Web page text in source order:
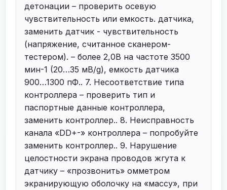
детонации – проверить осевую
чувствительность или емкость. датчика,
заменить датчик - чувствительность
(напряжение, считанное сканером-
тестером). – более 2,0В на частоте 3500
мин-1 (20…35 мВ/g), емкость датчика
900…1300 пФ.. 7. Несоответствие типа
контроллера – проверить тип и
паспортные данные контроллера,
заменить контроллер.. 8. Неисправность
канала «DD+-» контроллера – попробуйте
заменить контроллер.. 9. Нарушение
целостности экрана проводов жгута к
датчику – «прозвонить» омметром
экранирующую оболочку на «массу», при